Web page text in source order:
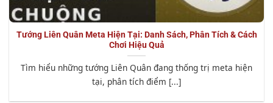
Tướng Liên Quân Meta Hiện Tại: Danh Sách, Phân Tích & Cách
Chơi Hiệu Quả
Tìm hiểu những tướng Liên Quân đang thống trị meta hiện
tại, phân tích điểm [...]